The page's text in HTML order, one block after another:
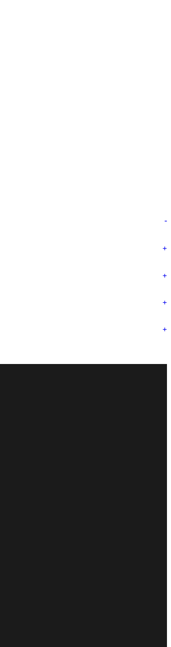
-
+
+
+
+